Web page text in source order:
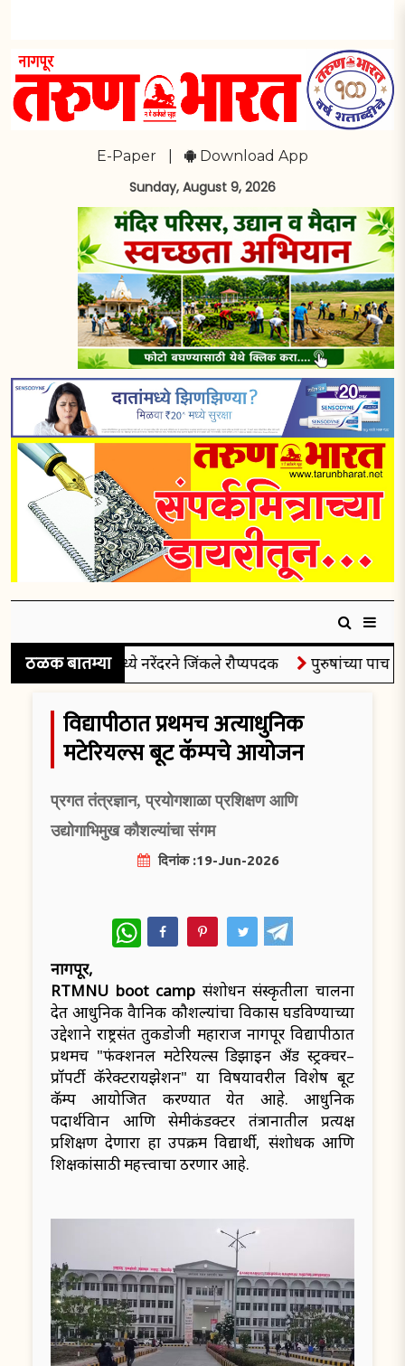
E-Paper Download App
Sunday, August 9, 2026
ठळक बातम्या
बॉक्सिंगमध्ये नरेंदरने जिंकले रौप्यपदक पुरुषांच्या पाच हजार
विद्यापीठात प्रथमच अत्याधुनिक
मटेरियल्स बूट कॅम्पचे आयोजन
प्रगत तंत्रज्ञान, प्रयोगशाळा प्रशिक्षण आणि
उद्योगाभिमुख कौशल्यांचा संगम
दिनांक :19-Jun-2026
WhatsApp
नागपूर,
RTMNU boot camp संशोधन संस्कृतीला चालना
देत आधुनिक वैज्ञानिक कौशल्यांचा विकास घडविण्याच्या
उद्देशाने राष्ट्रसंत तुकडोजी महाराज नागपूर विद्यापीठात
प्रथमच "फंक्शनल मटेरियल्स डिझाइन अँड स्ट्रक्चर–
प्रॉपर्टी कॅरेक्टरायझेशन" या विषयावरील विशेष बूट
कॅम्प आयोजित करण्यात येत आहे. आधुनिक
पदार्थविज्ञान आणि सेमीकंडक्टर तंत्रज्ञानातील प्रत्यक्ष
प्रशिक्षण देणारा हा उपक्रम विद्यार्थी, संशोधक आणि
शिक्षकांसाठी महत्त्वाचा ठरणार आहे.